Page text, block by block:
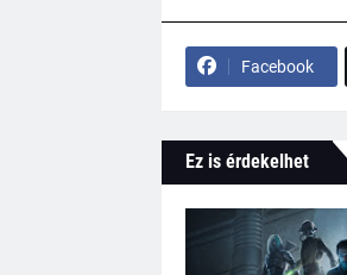
Facebook
Ez is érdekelhet